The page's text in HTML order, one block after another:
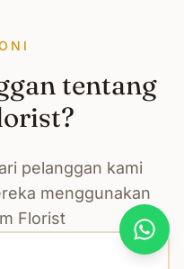
tentang
pelanggan kami
menggunakan
Florist